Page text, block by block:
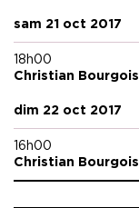
sam 21 oct 2017
18h00
Christian Bourgois
dim 22 oct 2017
16h00
Christian Bourgois